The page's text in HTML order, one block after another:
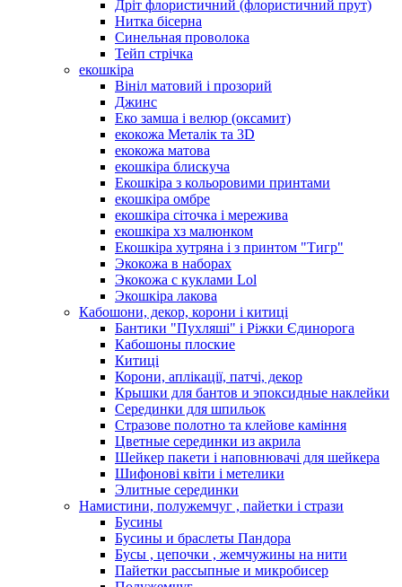
Дріт флористичний (флористичний прут)
Нитка бісерна
Синельная проволока
Тейп стрічка
екошкіра
Вініл матовий і прозорий
Джинс
Еко замша і велюр (оксамит)
екокожа Металік та 3D
екокожа матова
екошкіра блискуча
Екошкіра з кольоровими принтами
екошкіра омбре
екошкіра сіточка і мережива
екошкіра хз малюнком
Екошкіра хутряна і з принтом "Тигр"
Экокожа в наборах
Экокожа с куклами Lol
Экошкiра лакова
Кабошони, декор, корони і китиці
Бантики "Пухляші" і Ріжки Єдинорога
Кабошоны плоские
Китиці
Корони, аплікації, патчі, декор
Крышки для бантов и эпоксидные наклейки
Серединки для шпильок
Стразове полотно та клейове каміння
Цветные серединки из акрила
Шейкер пакети і наповнювачі для шейкера
Шифонові квіти і метелики
Элитные серединки
Намистини, полужемчуг , пайетки і стрази
Бусины
Бусины и браслеты Пандора
Бусы , цепочки , жемчужины на нити
Пайетки рассыпные и микробисер